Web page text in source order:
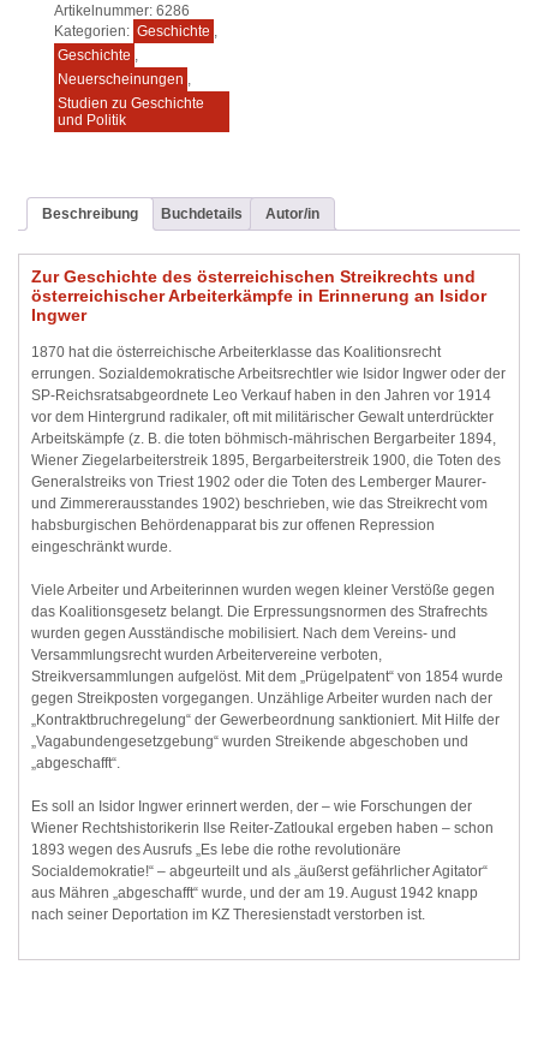
Artikelnummer: 6286
Kategorien: Geschichte ,
Geschichte ,
Neuerscheinungen ,
Studien zu Geschichte
und Politik
Beschreibung Buchdetails Autor/in
Zur Geschichte des österreichischen Streikrechts und
österreichischer Arbeiterkämpfe in Erinnerung an Isidor
Ingwer
1870 hat die österreichische Arbeiterklasse das Koalitionsrecht
errungen. Sozialdemokratische Arbeitsrechtler wie Isidor Ingwer oder der
SP-Reichsratsabgeordnete Leo Verkauf haben in den Jahren vor 1914
vor dem Hintergrund radikaler, oft mit militärischer Gewalt unterdrückter
Arbeitskämpfe (z. B. die toten böhmisch-mährischen Bergarbeiter 1894,
Wiener Ziegelarbeiterstreik 1895, Bergarbeiterstreik 1900, die Toten des
Generalstreiks von Triest 1902 oder die Toten des Lemberger Maurer-
und Zimmererausstandes 1902) beschrieben, wie das Streikrecht vom
habsburgischen Behördenapparat bis zur offenen Repression
eingeschränkt wurde.
Viele Arbeiter und Arbeiterinnen wurden wegen kleiner Verstöße gegen
das Koalitionsgesetz belangt. Die Erpressungsnormen des Strafrechts
wurden gegen Ausständische mobilisiert. Nach dem Vereins- und
Versammlungsrecht wurden Arbeitervereine verboten,
Streikversammlungen aufgelöst. Mit dem „Prügelpatent“ von 1854 wurde
gegen Streikposten vorgegangen. Unzählige Arbeiter wurden nach der
„Kontraktbruchregelung“ der Gewerbeordnung sanktioniert. Mit Hilfe der
„Vagabundengesetzgebung“ wurden Streikende abgeschoben und
„abgeschafft“.
Es soll an Isidor Ingwer erinnert werden, der – wie Forschungen der
Wiener Rechtshistorikerin Ilse Reiter-Zatloukal ergeben haben – schon
1893 wegen des Ausrufs „Es lebe die rothe revolutionäre
Socialdemokratie!“ – abgeurteilt und als „äußerst gefährlicher Agitator“
aus Mähren „abgeschafft“ wurde, und der am 19. August 1942 knapp
nach seiner Deportation im KZ Theresienstadt verstorben ist.